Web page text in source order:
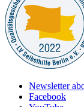
Newsletter
Facebook